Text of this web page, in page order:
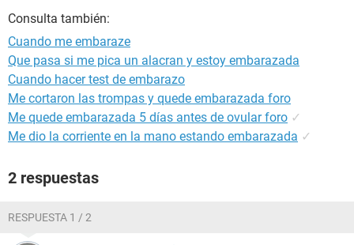
Consulta también:
Cuando me embaraze
Que pasa si me pica un alacran y estoy embarazada
Cuando hacer test de embarazo
Me cortaron las trompas y quede embarazada foro
Me quede embarazada 5 días antes de ovular foro ✓
Me dio la corriente en la mano estando embarazada ✓
2 respuestas
RESPUESTA 1 / 2